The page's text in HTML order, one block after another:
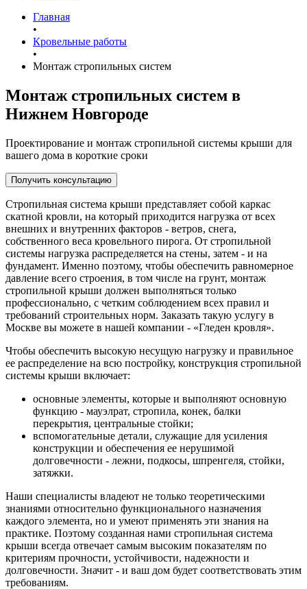
Главная
•
Кровельные работы
•
Монтаж стропильных систем
Монтаж стропильных систем в
Нижнем Новгороде
Проектирование и монтаж стропильной системы крыши для
вашего дома в короткие сроки
Получить консультацию
Стропильная система крыши представляет собой каркас
скатной кровли, на который приходится нагрузка от всех
внешних и внутренних факторов - ветров, снега,
собственного веса кровельного пирога. От стропильной
системы нагрузка распределяется на стены, затем - и на
фундамент. Именно поэтому, чтобы обеспечить равномерное
давление всего строения, в том числе на грунт, монтаж
стропильной крыши должен выполняться только
профессионально, с четким соблюдением всех правил и
требований строительных норм. Заказать такую услугу в
Москве вы можете в нашей компании - «Гледен кровля».
Чтобы обеспечить высокую несущую нагрузку и правильное
ее распределение на всю постройку, конструкция стропильной
системы крыши включает:
основные элементы, которые и выполняют основную
функцию - мауэлрат, стропила, конек, балки
перекрытия, центральные стойки;
вспомогательные детали, служащие для усиления
конструкции и обеспечения ее нерушимой
долговечности - лежни, подкосы, шпренгеля, стойки,
затяжки.
Наши специалисты владеют не только теоретическими
знаниями относительно функционального назначения
каждого элемента, но и умеют применять эти знания на
практике. Поэтому созданная нами стропильная система
крыши всегда отвечает самым высоким показателям по
критериям прочности, устойчивости, надежности и
долговечности. Значит - и ваш дом будет соответствовать этим
требованиям.